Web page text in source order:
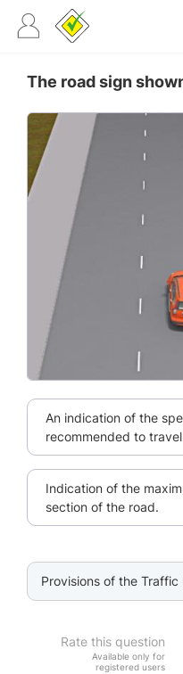
The road sign
An indication of the
recommended to
Indication of the
section of the road.
Provisions of the Traffic
Rate this question
Available only for
registered users